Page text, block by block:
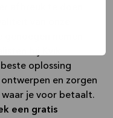
afbreuk te doen
nemen
oplossing
en zorgen
je voor betaalt.
een gratis